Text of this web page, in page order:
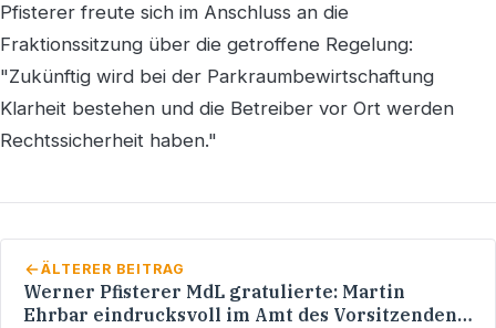
Pfisterer freute sich im Anschluss an die
Fraktionssitzung über die getroffene Regelung:
"Zukünftig wird bei der Parkraumbewirtschaftung
Klarheit bestehen und die Betreiber vor Ort werden
Rechtssicherheit haben."
ÄLTERER BEITRAG
Werner Pfisterer MdL gratulierte: Martin
Ehrbar eindrucksvoll im Amt des Vorsitzenden